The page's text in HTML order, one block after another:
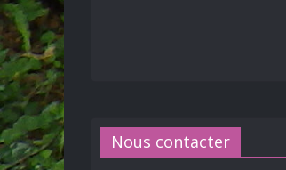
Nous contacter